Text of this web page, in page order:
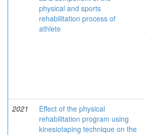
physical and sports
rehabilitation process of
athlete
2021
Effect of the physical
rehabilitation program using
kinesiotaping technique on the